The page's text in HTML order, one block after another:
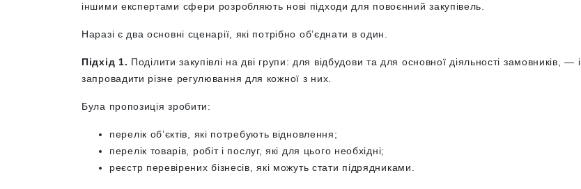
іншими експертами сфери розробляють нові підходи для повоєнний закупівель.
Наразі є два основні сценарії, які потрібно об’єднати в один.
Підхід 1. Поділити закупівлі на дві групи: для відбудови та для основної діяльності замовників, — і
запровадити різне регулювання для кожної з них.
Була пропозиція зробити:
перелік об’єктів, які потребують відновлення;
перелік товарів, робіт і послуг, які для цього необхідні;
реєстр перевірених бізнесів, які можуть стати підрядниками.